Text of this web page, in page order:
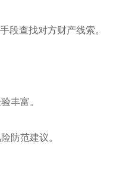
段查找对方财产线索。
丰富。
防范建议。